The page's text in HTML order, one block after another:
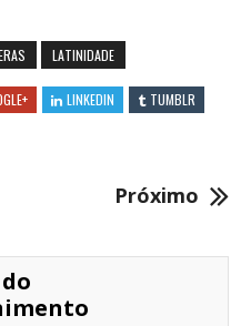
LATINIDADE
LINKEDIN
TUMBLR
Próximo